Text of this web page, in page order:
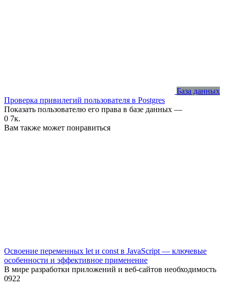
База данных
Проверка привилегий пользователя в Postgres
Показать пользователю его права в базе данных —
0 7к.
Вам также может понравиться
Освоение переменных let и const в JavaScript — ключевые
особенности и эффективное применение
В мире разработки приложений и веб-сайтов необходимость
0922